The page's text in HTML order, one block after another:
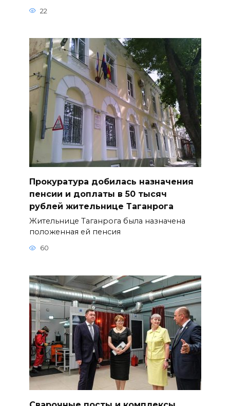
22
Прокуратура добилась назначения
пенсии и доплаты в 50 тысяч
рублей жительнице Таганрога
Жительнице Таганрога была назначена
положенная ей пенсия
60